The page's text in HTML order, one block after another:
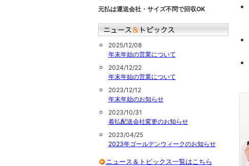
元払は運送会社・サイズ不問で回収OK
2025/12/08
年末年始の営業について
2024/12/22
年末年始の営業について
2023/12/12
年末年始のお知らせ
2023/10/31
着払配送会社変更のお知らせ
2023/04/25
2023年ゴールデンウィークのお知らせ
ニュース＆トピックス一覧はこちら